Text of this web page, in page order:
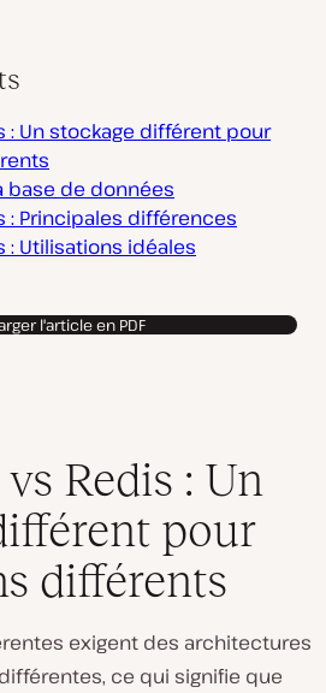
: Un stockage différent pour
base de données
: Principales différences
: Utilisations idéales
l'article en PDF
Redis : Un
pour
différents
exigent des architectures
différentes, ce qui signifie que